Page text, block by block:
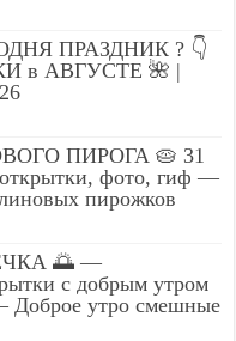
ПРАЗДНИК ? 👇
в АВГУСТЕ 🌺 |
ПИРОГА 🥧 31
фото, гиф —
пирожков
🌅 —
с добрым утром
Доброе утро смешные